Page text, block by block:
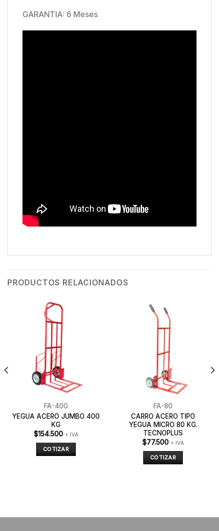
GARANTIA: 6 Meses
PRODUCTOS RELACIONADOS
FA-400
YEGUA ACERO JUMBO 400
KG
$154.500 + IVA
COTIZAR
FA-80
CARRO ACERO TIPO
YEGUA MICRO 80 KG.
TECNOPLUS
$77.500 + IVA
COTIZAR